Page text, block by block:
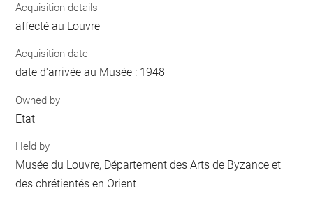
Acquisition details
affecté au Louvre
Acquisition date
date d'arrivée au Musée : 1948
Owned by
Etat
Held by
Musée du Louvre, Département des Arts de Byzance et
des chrétientés en Orient